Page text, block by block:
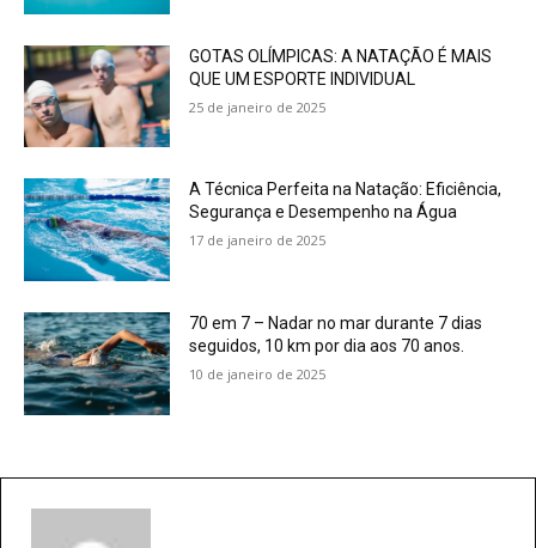
GOTAS OLÍMPICAS: A NATAÇÃO É MAIS
QUE UM ESPORTE INDIVIDUAL
25 de janeiro de 2025
A Técnica Perfeita na Natação: Eficiência,
Segurança e Desempenho na Água
17 de janeiro de 2025
70 em 7 – Nadar no mar durante 7 dias
seguidos, 10 km por dia aos 70 anos.
10 de janeiro de 2025